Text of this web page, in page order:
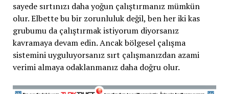
sayede sırtınızı daha yoğun çalıştırmanız mümkün
olur. Elbette bu bir zorunluluk değil, ben her iki kas
grubumu da çalıştırmak istiyorum diyorsanız
kavramaya devam edin. Ancak bölgesel çalışma
sistemini uyguluyorsanız sırt çalışmanızdan azami
verimi almaya odaklanmanız daha doğru olur.